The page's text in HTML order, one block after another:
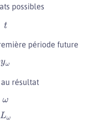
possibles
t
période future
yω
résultat
ω
Lω